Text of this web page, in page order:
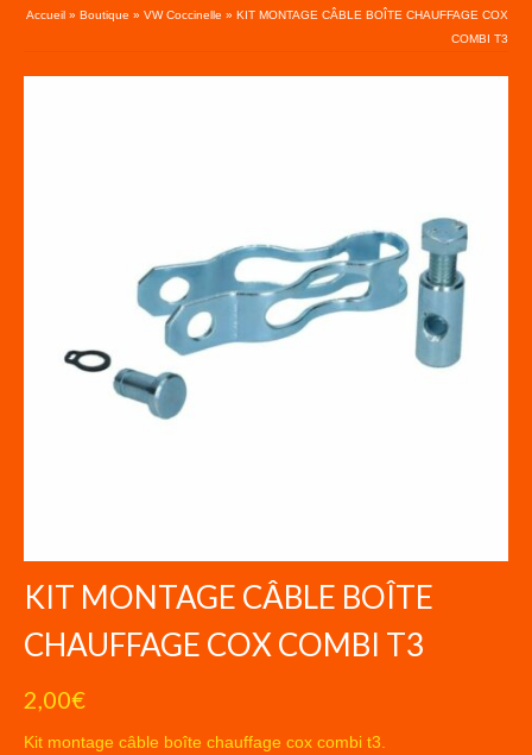
Accueil » Boutique » VW Coccinelle » KIT MONTAGE CÂBLE BOÎTE CHAUFFAGE COX
COMBI T3
KIT MONTAGE CÂBLE BOÎTE
CHAUFFAGE COX COMBI T3
2,00€
Kit montage câble boîte chauffage cox combi t3.